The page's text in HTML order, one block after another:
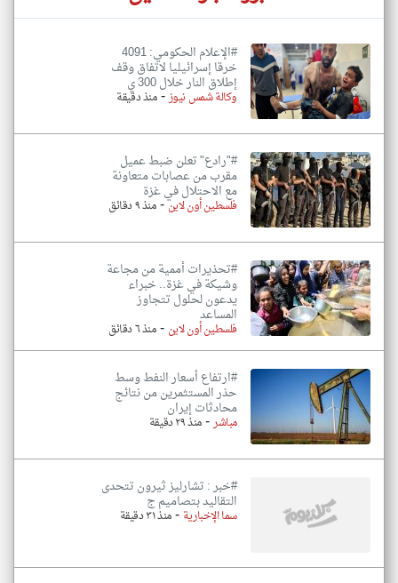
#الإعلام الحكومي: 4091
خرقا إسرائيليا لاتفاق وقف
إطلاق النار خلال 300 ي
وكالة شمس نيوز-منذ دقيقة
#"رادع" تعلن ضبط عميل
مقرب من عصابات متعاونة
مع الاحتلال في غزة
فلسطين أون لاين-منذ ٩ دقائق
#تحذيرات أممية من مجاعة
وشيكة في غزة.. خبراء
يدعون لحلول تتجاوز
المساعد
فلسطين أون لاين -منذ ٦ دقائق
#ارتفاع أسعار النفط وسط
حذر المستثمرين من نتائج
محادثات إيران
مباشر-منذ ٢٩ دقيقة
#خبر : تشارليز ثيرون تتحدى
التقاليد بتصاميم ج
سما الإخبارية -منذ ٣١ دقيقة